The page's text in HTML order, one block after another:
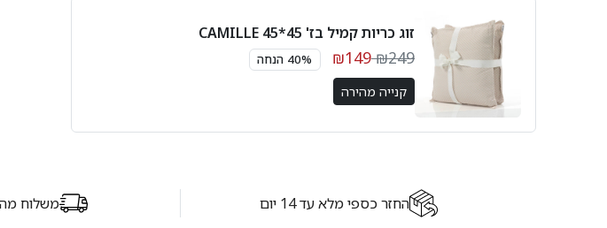
זוג כריות קמיל בז' 45*45 CAMILLE
₪249
₪149 40% הנחה
קנייה מהירה
החזר כספי מלא עד 14 יום משלוח